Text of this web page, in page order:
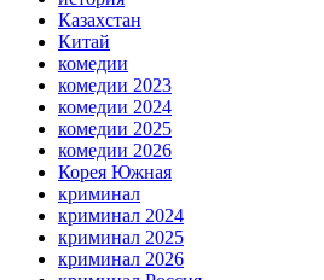
Казахстан
Китай
комедии
комедии 2023
комедии 2024
комедии 2025
комедии 2026
Корея Южная
криминал
криминал 2024
криминал 2025
криминал 2026